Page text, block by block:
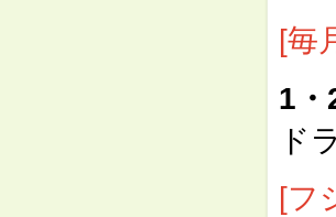
[毎
1・
ド
[フ